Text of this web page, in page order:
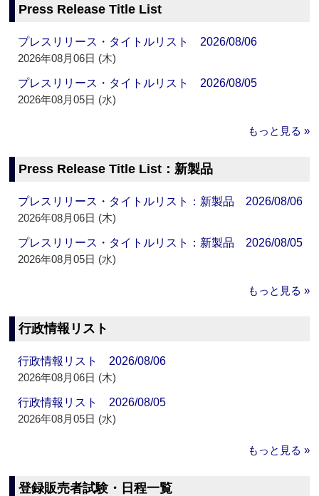
Press Release Title List
プレスリリース・タイトルリスト 2026/08/06
2026年08月06日 (木)
プレスリリース・タイトルリスト 2026/08/05
2026年08月05日 (水)
もっと見る »
Press Release Title List：新製品
プレスリリース・タイトルリスト：新製品 2026/08/06
2026年08月06日 (木)
プレスリリース・タイトルリスト：新製品 2026/08/05
2026年08月05日 (水)
もっと見る »
行政情報リスト
行政情報リスト 2026/08/06
2026年08月06日 (木)
行政情報リスト 2026/08/05
2026年08月05日 (水)
もっと見る »
登録販売者試験・日程一覧